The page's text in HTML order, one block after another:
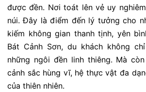
được đền. Nơi toát lên vẻ uy
núi. Đây là điểm đến lý tưởng cho
kiếm không gian thanh tịnh, yên
Bát Cảnh Sơn, du khách không
những ngôi đền linh thiêng. Mà
cảnh sắc hùng vĩ, hệ thực vật đa
của thiên nhiên.